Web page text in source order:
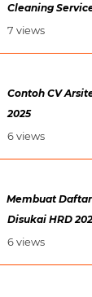
Cleaning
7 views
Contoh CV
2025
6 views
Membuat
Disukai HRD
6 views